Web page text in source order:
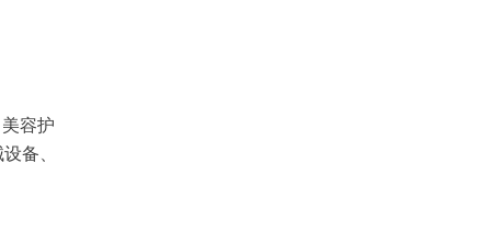
容护
备、